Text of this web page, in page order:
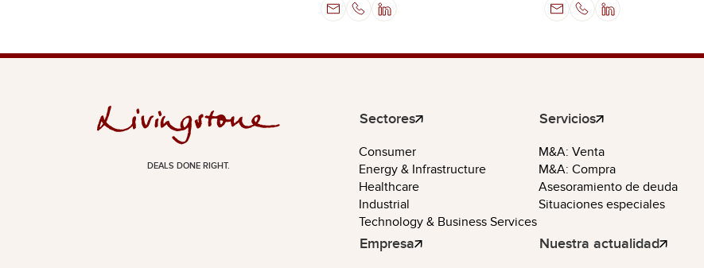
DEALS DONE RIGHT.
Sectores
Consumer
Energy & Infrastructure
Healthcare
Industrial
Technology & Business Services
Servicios
M&A: Venta
M&A: Compra
Asesoramiento de deuda
Situaciones especiales
Empresa Nuestra actualidad